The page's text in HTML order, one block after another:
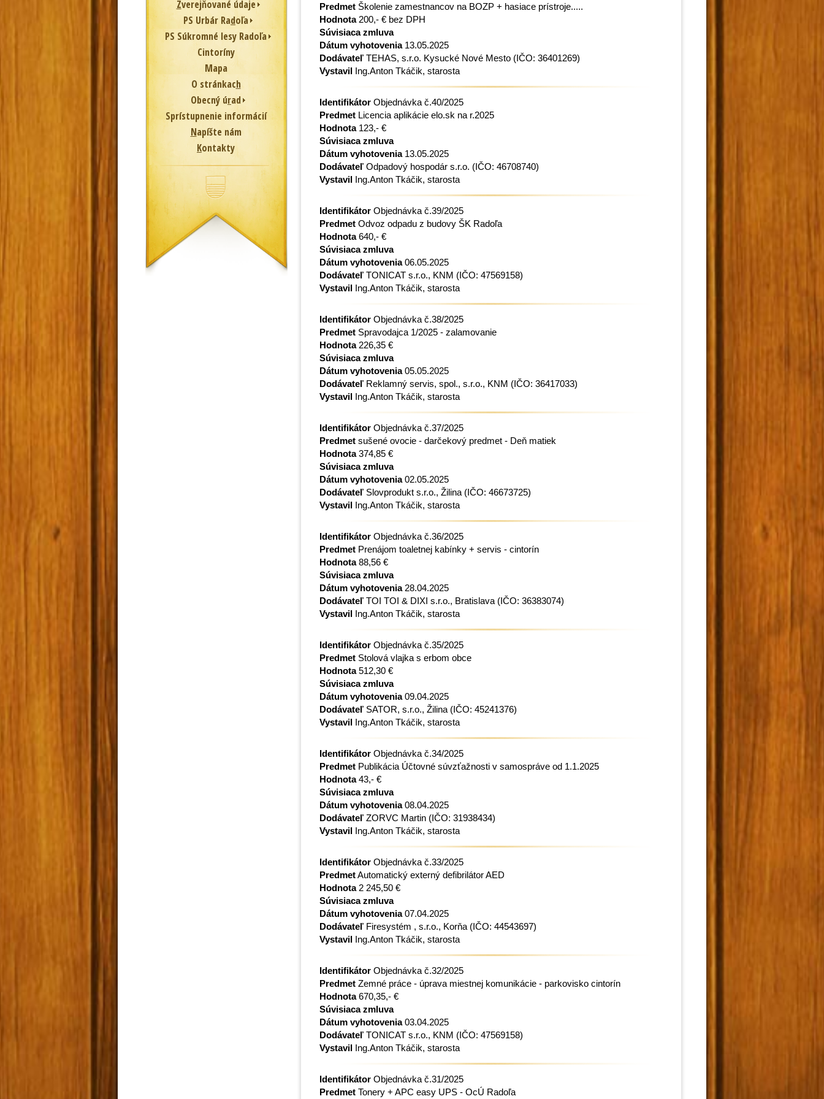
Zverejňované údaje
PS Urbár Radoľa
PS Súkromné lesy Radoľa
Cintoríny
Mapa
O stránkach
Obecný úrad
Sprístupnenie informácií
Napíšte nám
Kontakty
Predmet Školenie zamestnancov na BOZP + hasiace prístroje.....
Hodnota200,- € bez DPH
Súvisiaca zmluva
Dátum vyhotovenia13.05.2025
Dodávateľ TEHAS, s.r.o. Kysucké Nové Mesto (IČO: 36401269)
Vystavil Ing.Anton Tkáčik, starosta
Identifikátor Objednávka č.40/2025
Predmet Licencia aplikácie elo.sk na r.2025
Hodnota123,- €
Súvisiaca zmluva
Dátum vyhotovenia13.05.2025
Dodávateľ Odpadový hospodár s.r.o. (IČO: 46708740)
Vystavil Ing.Anton Tkáčik, starosta
Identifikátor Objednávka č.39/2025
Predmet Odvoz odpadu z budovy ŠK Radoľa
Hodnota640,- €
Súvisiaca zmluva
Dátum vyhotovenia06.05.2025
Dodávateľ TONICAT s.r.o., KNM (IČO: 47569158)
Vystavil Ing.Anton Tkáčik, starosta
Identifikátor Objednávka č.38/2025
Predmet Spravodajca 1/2025 - zalamovanie
Hodnota226,35 €
Súvisiaca zmluva
Dátum vyhotovenia05.05.2025
Dodávateľ Reklamný servis, spol., s.r.o., KNM (IČO: 36417033)
Vystavil Ing.Anton Tkáčik, starosta
Identifikátor Objednávka č.37/2025
Predmet sušené ovocie - darčekový predmet - Deň matiek
Hodnota374,85 €
Súvisiaca zmluva
Dátum vyhotovenia02.05.2025
Dodávateľ Slovprodukt s.r.o., Žilina (IČO: 46673725)
Vystavil Ing.Anton Tkáčik, starosta
Identifikátor Objednávka č.36/2025
Predmet Prenájom toaletnej kabínky + servis - cintorín
Hodnota88,56 €
Súvisiaca zmluva
Dátum vyhotovenia28.04.2025
Dodávateľ TOI TOI & DIXI s.r.o., Bratislava (IČO: 36383074)
Vystavil Ing.Anton Tkáčik, starosta
Identifikátor Objednávka č.35/2025
Predmet Stolová vlajka s erbom obce
Hodnota512,30 €
Súvisiaca zmluva
Dátum vyhotovenia09.04.2025
Dodávateľ SATOR, s.r.o., Žilina (IČO: 45241376)
Vystavil Ing.Anton Tkáčik, starosta
Identifikátor Objednávka č.34/2025
Predmet Publikácia Účtovné súvzťažnosti v samospráve od 1.1.2025
Hodnota43,- €
Súvisiaca zmluva
Dátum vyhotovenia08.04.2025
Dodávateľ ZORVC Martin (IČO: 31938434)
Vystavil Ing.Anton Tkáčik, starosta
Identifikátor Objednávka č.33/2025
PredmetAutomatický externý defibrilátor AED
Hodnota2 245,50 €
Súvisiaca zmluva
Dátum vyhotovenia07.04.2025
Dodávateľ Firesystém , s.r.o., Korňa (IČO: 44543697)
Vystavil Ing.Anton Tkáčik, starosta
Identifikátor Objednávka č.32/2025
Predmet Zemné práce - úprava miestnej komunikácie - parkovisko cintorín
Hodnota670,35,- €
Súvisiaca zmluva
Dátum vyhotovenia03.04.2025
Dodávateľ TONICAT s.r.o., KNM (IČO: 47569158)
Vystavil Ing.Anton Tkáčik, starosta
Identifikátor Objednávka č.31/2025
Predmet Tonery + APC easy UPS - OcÚ Radoľa